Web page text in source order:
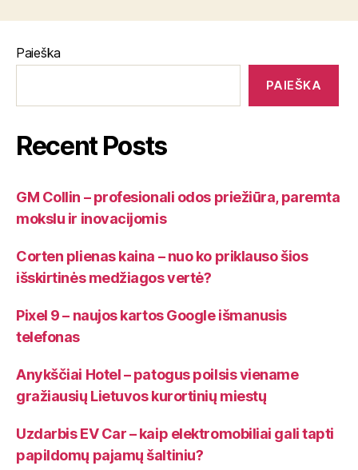
Paieška
PAIEŠKA
Recent Posts
GM Collin – profesionali odos priežiūra, paremta
mokslu ir inovacijomis
Corten plienas kaina – nuo ko priklauso šios
išskirtinės medžiagos vertė?
Pixel 9 – naujos kartos Google išmanusis
telefonas
Anykščiai Hotel – patogus poilsis viename
gražiausių Lietuvos kurortinių miestų
Uzdarbis EV Car – kaip elektromobiliai gali tapti
papildomų pajamų šaltiniu?